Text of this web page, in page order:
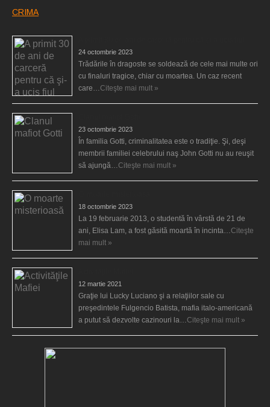
CRIMA
24 octombrie 2023
Trădările în dragoste se soldează de cele mai multe ori
cu finaluri tragice, chiar cu moartea. Un caz recent
care…Citeşte mai mult »
23 octombrie 2023
În familia Gotti, criminalitatea este o tradiţie. Şi, deşi
membrii familiei celebrului naş John Gotti nu au reuşit
să ajungă…Citeşte mai mult »
18 octombrie 2023
La 19 februarie 2013, o studentă în vârstă de 21 de
ani, Elisa Lam, a fost găsită moartă în incinta…Citeşte
mai mult »
12 martie 2021
Graţie lui Lucky Luciano şi a relaţiilor sale cu
preşedintele Fulgencio Batista, mafia italo-americană
a putut să dezvolte cazinouri la…Citeşte mai mult »